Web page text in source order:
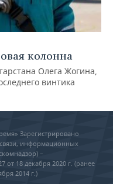
колонна
Олега Жогина,
винтика
Зарегистрировано
информационных
–
18 декабря 2020 г. (ранее
2014 г.)